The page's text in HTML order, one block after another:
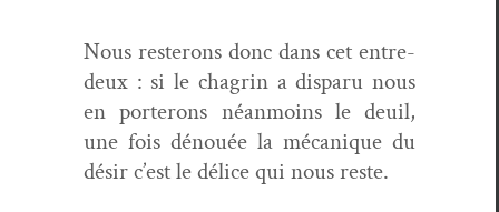
Nous res­terons donc dans cet entre-
deux : si le cha­grin a dis­paru nous
en porterons néan­moins le deuil,
une fois dénouée la mécanique du
désir c’est le délice qui nous reste.